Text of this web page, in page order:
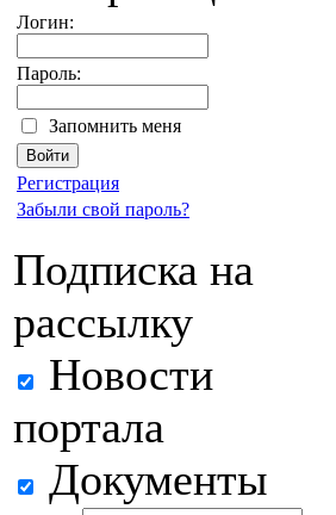
Логин:
Пароль:
Запомнить меня
Регистрация
Забыли свой пароль?
Подписка на
рассылку
Новости
портала
Документы